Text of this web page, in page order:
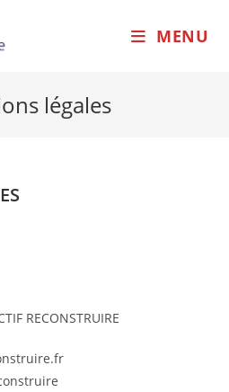
MENU
légales
RECONSTRUIRE